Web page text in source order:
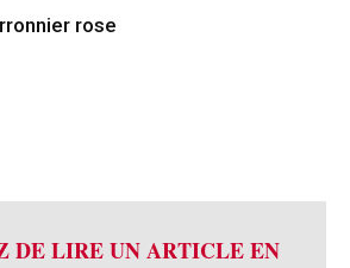
rose
DE LIRE UN ARTICLE EN